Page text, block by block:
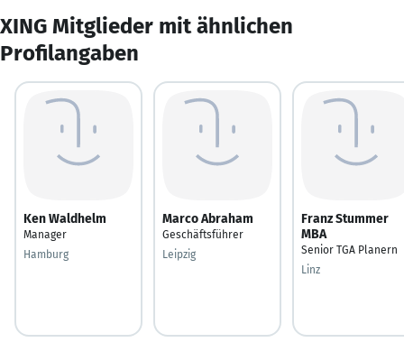
XING Mitglieder mit ähnlichen
Profilangaben
Ken Waldhelm
Manager
Hamburg
Marco Abraham
Geschäftsführer
Leipzig
Franz Stummer
MBA
Senior TGA Planern
Linz